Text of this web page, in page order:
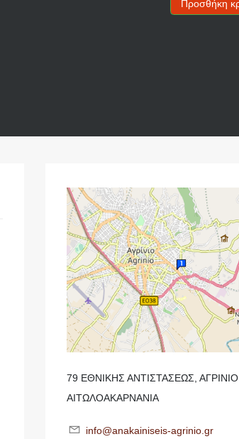
Προσθήκη
79 ΕΘΝΙΚΗΣ ΑΝΤΙΣΤΑΣΕΩΣ, ΑΓΡΙΝΙΟ
ΑΙΤΩΛΟΑΚΑΡΝΑΝΙΑ
info@anakainiseis-agrinio.gr